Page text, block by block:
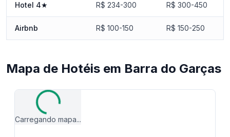
Hotel 4★ R$ 234-300 R$ 300-450
Airbnb R$ 100-150 R$ 150-250
Mapa de Hotéis em Barra do Garças
Carregando mapa...